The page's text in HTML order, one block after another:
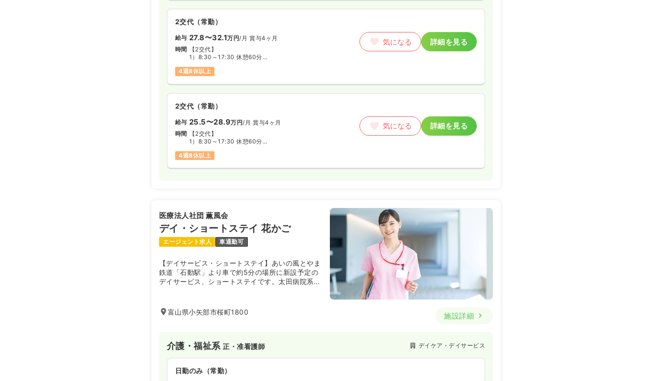
2交代（常勤）
給与 27.8〜32.1万円/月 賞与4ヶ月
時間
【2交代】
1）8:30～17:30 休憩60分
3）16:30～翌9:00 休憩120分
4週8休以上
気になる 詳細を見る
2交代（常勤）
給与 25.5〜28.9万円/月 賞与4ヶ月
時間
【2交代】
1）8:30～17:30 休憩60分
3）16:30～翌9:00 休憩120分
4週8休以上
気になる 詳細を見る
医療法人社団 薫風会
デイ・ショートステイ 花かご
エージェント求人 車通勤可
【デイサービス・ショートステイ】あいの風とやま
鉄道「石動駅」より車で約5分の場所に新設予定の
デイサービス、ショートステイです。太田病院系列
富山県小矢部市桜町1800
施設詳細
介護・福祉系正・准看護師 デイケア・デイサービス
日勤のみ（常勤）